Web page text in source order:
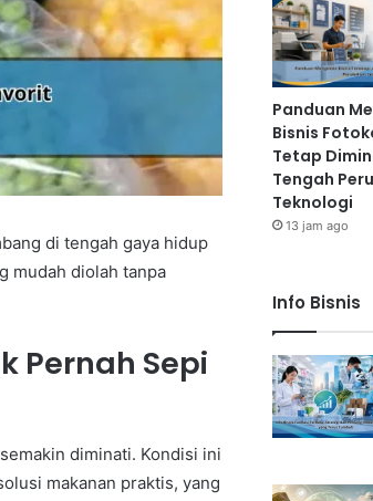
di tengah gaya hidup
mudah diolah tanpa
Pernah Sepi
diminati. Kondisi ini
makanan praktis, yang
Panduan
Bisnis
Tetap
Tengah
Teknologi
13 jam ago
Info Bisnis